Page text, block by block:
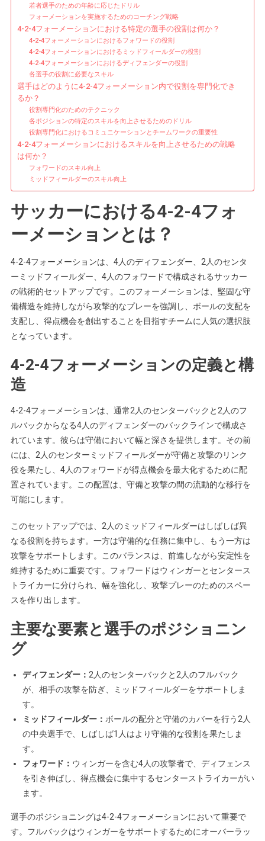
若者選手のための年齢に応じたドリル
フォーメーションを実施するためのコーチング戦略
4-2-4フォーメーションにおける特定の選手の役割は何か？
4-2-4フォーメーションにおけるフォワードの役割
4-2-4フォーメーションにおけるミッドフィールダーの役割
4-2-4フォーメーションにおけるディフェンダーの役割
各選手の役割に必要なスキル
選手はどのように4-2-4フォーメーション内で役割を専門化でき
るか？
役割専門化のためのテクニック
各ポジションの特定のスキルを向上させるためのドリル
役割専門化におけるコミュニケーションとチームワークの重要性
4-2-4フォーメーションにおけるスキルを向上させるための戦略
は何か？
フォワードのスキル向上
ミッドフィールダーのスキル向上
サッカーにおける4-2-4フォ
ーメーションとは？
4-2-4フォーメーションは、4人のディフェンダー、2人のセンタ
ーミッドフィールダー、4人のフォワードで構成されるサッカー
の戦術的セットアップです。このフォーメーションは、堅固な守
備構造を維持しながら攻撃的なプレーを強調し、ボールの支配を
支配し、得点機会を創出することを目指すチームに人気の選択肢
となっています。
4-2-4フォーメーションの定義と構
造
4-2-4フォーメーションは、通常2人のセンターバックと2人のフ
ルバックからなる4人のディフェンダーのバックラインで構成さ
れています。彼らは守備において幅と深さを提供します。その前
には、2人のセンターミッドフィールダーが守備と攻撃のリンク
役を果たし、4人のフォワードが得点機会を最大化するために配
置されています。この配置は、守備と攻撃の間の流動的な移行を
可能にします。
このセットアップでは、2人のミッドフィールダーはしばしば異
なる役割を持ちます。一方は守備的な任務に集中し、もう一方は
攻撃をサポートします。このバランスは、前進しながら安定性を
維持するために重要です。フォワードはウィンガーとセンタース
トライカーに分けられ、幅を強化し、攻撃プレーのためのスペー
スを作り出します。
主要な要素と選手のポジショニン
グ
ディフェンダー： 2人のセンターバックと2人のフルバック
が、相手の攻撃を防ぎ、ミッドフィールダーをサポートしま
す。
ミッドフィールダー： ボールの配分と守備のカバーを行う2人
の中央選手で、しばしば1人はより守備的な役割を果たしま
す。
フォワード： ウィンガーを含む4人の攻撃者で、ディフェンス
を引き伸ばし、得点機会に集中するセンターストライカーがい
ます。
選手のポジショニングは4-2-4フォーメーションにおいて重要で
す。フルバックはウィンガーをサポートするためにオーバーラッ